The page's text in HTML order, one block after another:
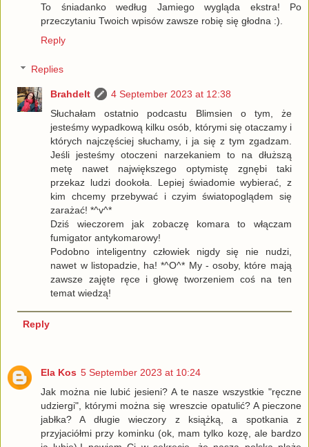
To śniadanko według Jamiego wygląda ekstra! Po
przeczytaniu Twoich wpisów zawsze robię się głodna :).
Reply
Replies
Brahdelt
4 September 2023 at 12:38
Słuchałam ostatnio podcastu Blimsien o tym, że
jesteśmy wypadkową kilku osób, którymi się otaczamy i
których najczęściej słuchamy, i ja się z tym zgadzam.
Jeśli jesteśmy otoczeni narzekaniem to na dłuższą
metę nawet największego optymistę zgnębi taki
przekaz ludzi dookoła. Lepiej świadomie wybierać, z
kim chcemy przebywać i czyim światopoglądem się
zarażać! *^v^*
Dziś wieczorem jak zobaczę komara to włączam
fumigator antykomarowy!
Podobno inteligentny człowiek nigdy się nie nudzi,
nawet w listopadzie, ha! *^O^* My - osoby, które mają
zawsze zajęte ręce i głowę tworzeniem coś na ten
temat wiedzą!
Reply
Ela Kos 5 September 2023 at 10:24
Jak można nie lubić jesieni? A te nasze wszystkie "ręczne
udziergi", którymi można się wreszcie opatulić? A pieczone
jabłka? A długie wieczory z książką, a spotkania z
przyjaciółmi przy kominku (ok, mam tylko kozę, ale bardzo